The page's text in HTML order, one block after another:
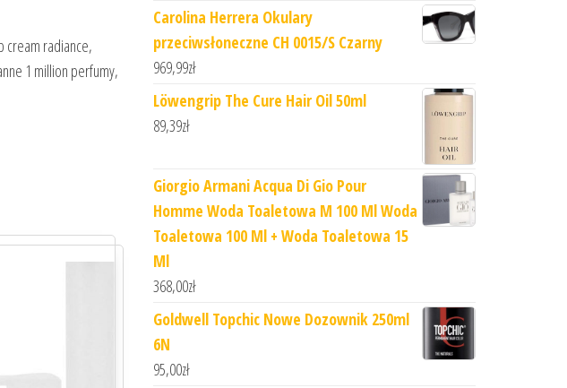
cream radiance,
1 million perfumy,
Carolina Herrera Okulary
przeciwsłoneczne CH 0015/S Czarny
969,99zł
Löwengrip The Cure Hair Oil 50ml
89,39zł
Giorgio Armani Acqua Di Gio Pour
Homme Woda Toaletowa M 100 Ml Woda
Toaletowa 100 Ml + Woda Toaletowa 15
Ml
368,00zł
Goldwell Topchic Nowe Dozownik 250ml
6N
95,00zł